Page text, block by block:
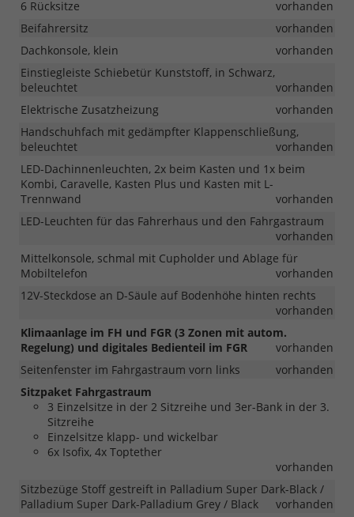
6 Rücksitze
vorhanden
Beifahrersitz
vorhanden
Dachkonsole, klein
vorhanden
Einstiegleiste Schiebetür Kunststoff, in Schwarz,
beleuchtet
vorhanden
Elektrische Zusatzheizung
vorhanden
Handschuhfach mit gedämpfter Klappenschließung,
beleuchtet
vorhanden
LED-Dachinnenleuchten, 2x beim Kasten und 1x beim
Kombi, Caravelle, Kasten Plus und Kasten mit L-
Trennwand
vorhanden
LED-Leuchten für das Fahrerhaus und den Fahrgastraum
vorhanden
Mittelkonsole, schmal mit Cupholder und Ablage für
Mobiltelefon
vorhanden
12V-Steckdose an D-Säule auf Bodenhöhe hinten rechts
vorhanden
Klimaanlage im FH und FGR (3 Zonen mit autom.
Regelung) und digitales Bedienteil im FGR
vorhanden
Seitenfenster im Fahrgastraum vorn links
vorhanden
Sitzpaket Fahrgastraum
3 Einzelsitze in der 2 Sitzreihe und 3er-Bank in der 3.
Sitzreihe
Einzelsitze klapp- und wickelbar
6x Isofix, 4x Toptether
vorhanden
Sitzbezüge Stoff gestreift in Palladium Super Dark-Black /
Palladium Super Dark-Palladium Grey / Black
vorhanden